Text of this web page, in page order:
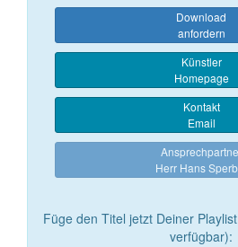
Download
anfordern
Künstler
Homepage
Kontakt
Email
Herr Hans
Füge den Titel jetzt Deiner
verfügbar):